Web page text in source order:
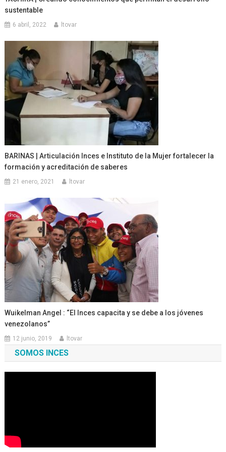
sustentable
6 abril, 2022 ltovar
BARINAS | Articulación Inces e Instituto de la Mujer fortalecer la
formación y acreditación de saberes
21 enero, 2021 ltovar
Wuikelman Angel : “El Inces capacita y se debe a los jóvenes
venezolanos”
12 junio, 2019 ltovar
SOMOS INCES